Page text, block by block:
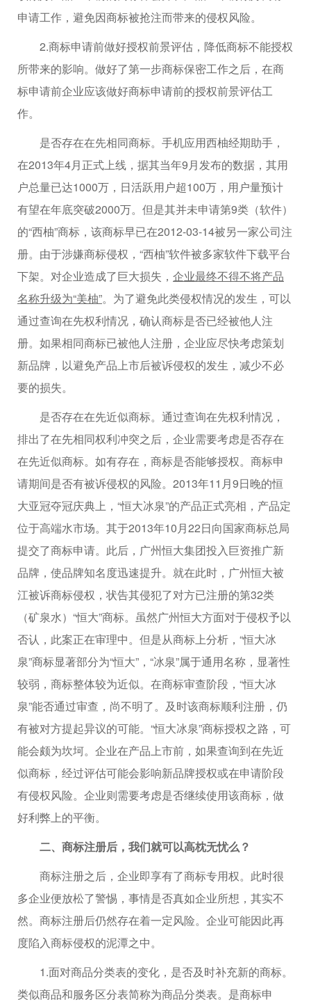
申请工作，避免因商标被抢注而带来的侵权风险。
2.商标申请前做好授权前景评估，降低商标不能授权
所带来的影响。做好了第一步商标保密工作之后，在商
标申请前企业应该做好商标申请前的授权前景评估工
作。
是否存在在先相同商标。手机应用西柚经期助手，
在2013年4月正式上线，据其当年9月发布的数据，其用
户总量已达1000万，日活跃用户超100万，用户量预计
有望在年底突破2000万。但是其并未申请第9类（软件）
的“西柚”商标，该商标早已在2012-03-14被另一家公司注
册。由于涉嫌商标侵权，“西柚”软件被多家软件下载平台
下架。对企业造成了巨大损失， 企业最终不得不将产品
名称升级为“美柚”。为了避免此类侵权情况的发生，可以
通过查询在先权利情况，确认商标是否已经被他人注
册。如果相同商标已被他人注册，企业应尽快考虑策划
新品牌，以避免产品上市后被诉侵权的发生，减少不必
要的损失。
是否存在在先近似商标。通过查询在先权利情况，
排出了在先相同权利冲突之后，企业需要考虑是否存在
在先近似商标。如有存在，商标是否能够授权。商标申
请期间是否有被诉侵权的风险。2013年11月9日晚的恒
大亚冠夺冠庆典上，“恒大冰泉”的产品正式亮相，产品定
位于高端水市场。其于2013年10月22日向国家商标总局
提交了商标申请。此后，广州恒大集团投入巨资推广新
品牌，使品牌知名度迅速提升。就在此时，广州恒大被
江被诉商标侵权，状告其侵犯了对方已注册的第32类
（矿泉水）“恒大”商标。虽然广州恒大方面对于侵权予以
否认，此案正在审理中。但是从商标上分析，“恒大冰
泉”商标显著部分为“恒大”，“冰泉”属于通用名称，显著性
较弱，商标整体较为近似。在商标审查阶段，“恒大冰
泉”能否通过审查，尚不明了。及时该商标顺利注册，仍
有被对方提起异议的可能。“恒大冰泉”商标授权之路，可
能会颇为坎坷。企业在产品上市前，如果查询到在先近
似商标，经过评估可能会影响新品牌授权或在申请阶段
有侵权风险。企业则需要考虑是否继续使用该商标，做
好利弊上的平衡。
二、商标注册后，我们就可以高枕无忧么？
商标注册之后，企业即享有了商标专用权。此时很
多企业便放松了警惕，事情是否真如企业所想，其实不
然。商标注册后仍然存在着一定风险。企业可能因此再
度陷入商标侵权的泥潭之中。
1.面对商品分类表的变化，是否及时补充新的商标。
类似商品和服务区分表简称为商品分类表。是商标申